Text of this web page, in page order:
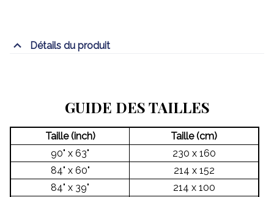
Détails du produit
GUIDE DES TAILLES
Taille (inch)
Taille (cm)
90" x 63"
230 x 160
84" x 60"
214 x 152
84" x 39"
214 x 100